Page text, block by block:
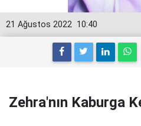
10:40
21 Ağustos 2022
Zehra'nın Kaburga